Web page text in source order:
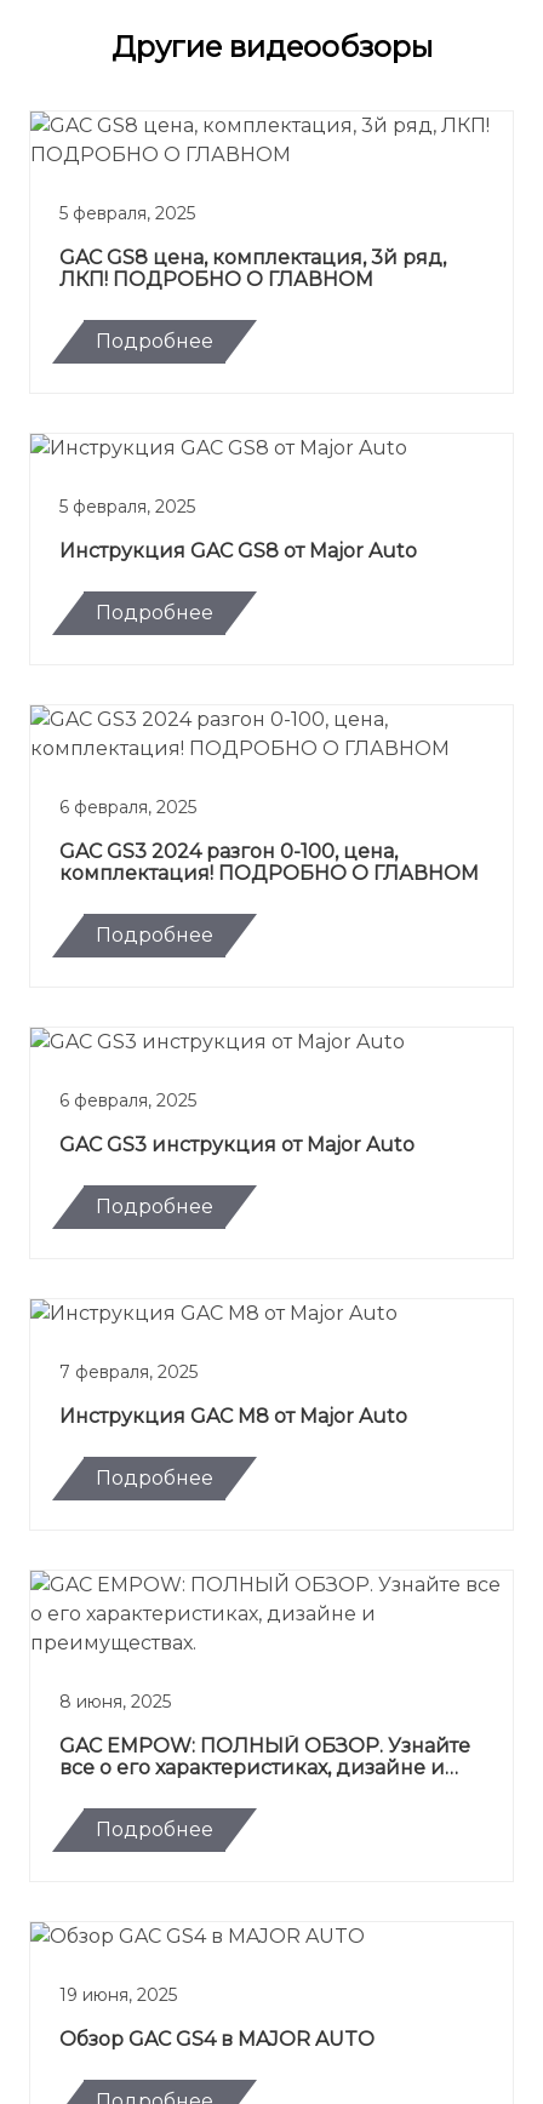
Другие видеообзоры
5 февраля, 2025
GAС GS8 цена, комплектация, 3й ряд,
ЛКП! ПОДРОБНО О ГЛАВНОМ
Подробнее
5 февраля, 2025
Инструкция GAC GS8 от Major Auto
Подробнее
6 февраля, 2025
GAC GS3 2024 разгон 0-100, цена,
комплектация! ПОДРОБНО О ГЛАВНОМ
Подробнее
6 февраля, 2025
GAC GS3 инструкция от Major Auto
Подробнее
7 февраля, 2025
Инструкция GAC M8 от Major Auto
Подробнее
8 июня, 2025
GAC EMPOW: ПОЛНЫЙ ОБЗОР. Узнайте
все о его характеристиках, дизайне и
Подробнее
19 июня, 2025
Обзор GAC GS4 в MAJOR AUTO